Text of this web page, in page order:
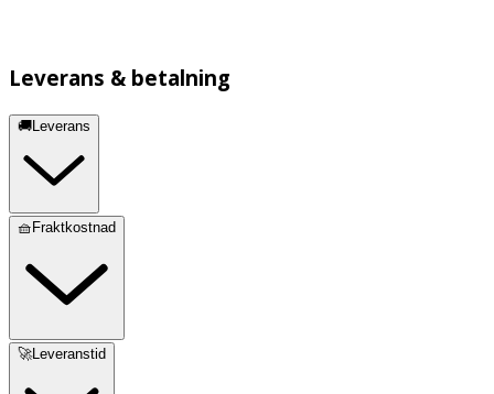
Leverans & betalning
🚚Leverans
🧺Fraktkostnad
🚀Leveranstid